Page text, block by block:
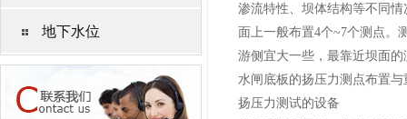
地下水位
渗流特性、坝体结构等不同
面上一般布置4个~7个测点。
游侧宜大一些，最靠近坝面
水闸底板的扬压力测点布置
扬压力测试的设备